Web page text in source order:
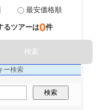
最安価格順
るツアーは0件
検索
ー検索
検索